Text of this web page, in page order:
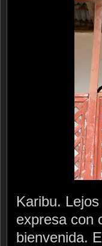
Karibu.
expresa con
bienvenida.